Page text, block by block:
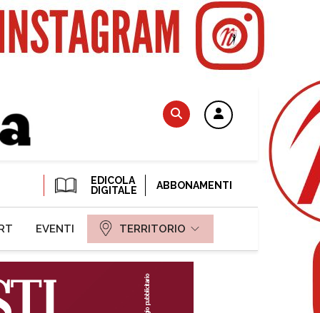
EDICOLA
DIGITALE
ABBONAMENTI
EVENTI TERRITORIO